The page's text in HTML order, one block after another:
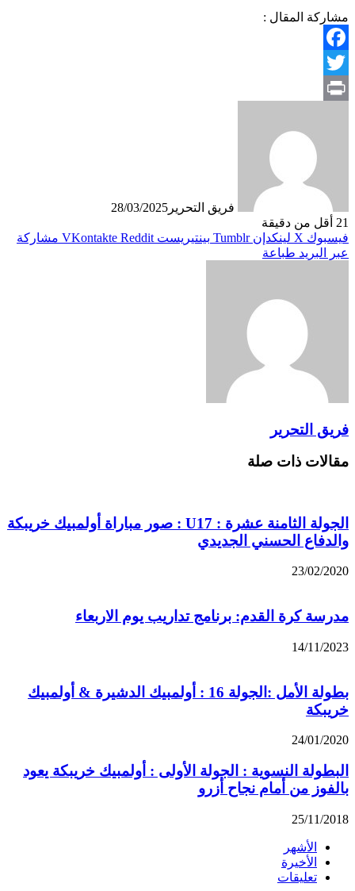
مشاركة المقال :
Facebook
Twitter
فريق التحرير 28/03/2025
21 أقل من دقيقة
فيسبوك X لينكدإن بينتيريست
مشاركة
عبر البريد طباعة
فريق التحرير
مقالات ذات صلة
الجولة الثامنة عشرة : U17 : صور مباراة أولمبيك خريبكة
والدفاع الحسني الجديدي
23/02/2020
مدرسة كرة القدم: برنامج تداريب يوم الاربعاء
14/11/2023
بطولة الأمل :الجولة 16 : أولمبيك الدشيرة & أولمبيك
خريبكة
24/01/2020
البطولة النسوية : الجولة الأولى : أولمبيك خريبكة يعود
بالفوز من أمام نجاح أزرو
25/11/2018
الأشهر
الأخيرة
تعليقات